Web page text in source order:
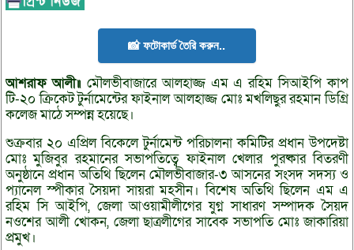
📸 ফটোকার্ড তৈরি করুন..
আশরাফ আলী॥মৌলভীবাজারে আলহাজ্জ এম এ রহিম সিআইপি কাপ
টি-২০ ক্রিকেট টুর্নামেন্টের ফাইনাল আলহাজ্জ মোঃ মখলিছুর রহমান ডিগ্রি
কলেজ মাঠে সম্পন্ন হয়েছে।
শুক্রবার ২০ এপ্রিল বিকেলে টুর্নামেন্ট পরিচালনা কমিটির প্রধান উপদেষ্টা
মোঃ মুজিবুর রহমানের সভাপতিত্বে ফাইনাল খেলার পুরষ্কার বিতরণী
অনুষ্ঠানে প্রধান অতিথি ছিলেন মৌলভীবাজার-৩ আসনের সংসদ সদস্য ও
প্যানেল স্পীকার সৈয়দা সায়রা মহসীন। বিশেষ অতিথি ছিলেন এম এ
রহিম সি আইপি, জেলা আওয়ামীলীগের যুগ্ন সাধারণ সম্পাদক সৈয়দ
নওশের আলী খোকন, জেলা ছাত্রলীগের সাবেক সভাপতি মোঃ জাকারিয়া
প্রমুখ।